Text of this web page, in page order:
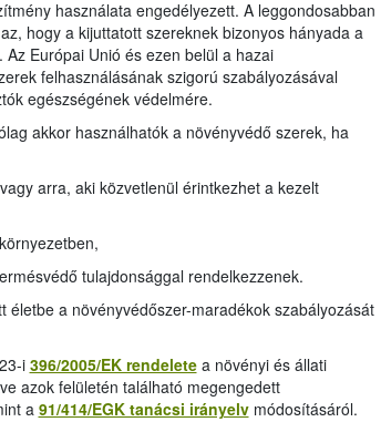
használata engedélyezett. A leggondosabban
hogy a kijuttatott szereknek bizonyos hányada a
Európai Unió és ezen belül a hazai
felhasználásának szigorú szabályozásával
egészségének védelmére.
akkor használhatók a növényvédő szerek, ha
arra, aki közvetlenül érintkezhet a kezelt
tulajdonsággal rendelkezzenek.
a növényvédőszer-maradékok szabályozását
i 396/2005/EK rendeletea növényi és állati
azok felületén található megengedett
a 91/414/EGK tanácsi irányelvmódosításáról.